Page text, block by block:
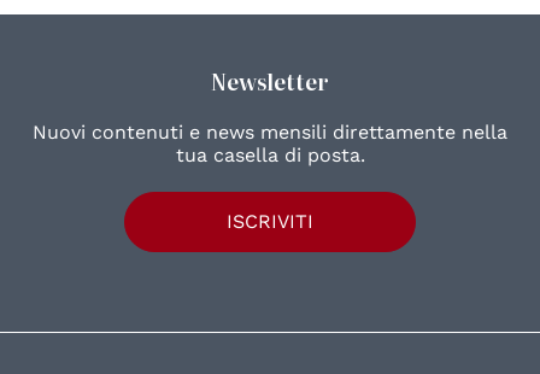
Newsletter
Nuovi contenuti e news mensili direttamente nella
tua casella di posta.
ISCRIVITI